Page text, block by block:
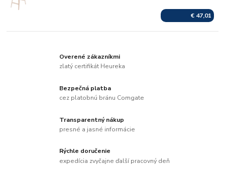
€ 47,01
Overené zákazníkmi
zlatý certifikát Heureka
Bezpečná platba
cez platobnú bránu Comgate
Transparentný nákup
presné a jasné informácie
Rýchle doručenie
expedícia zvyčajne ďalší pracovný deň